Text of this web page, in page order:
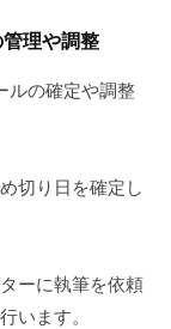
理や調整
ルの確定や調整
切り日を確定し
ーに執筆を依頼
います。